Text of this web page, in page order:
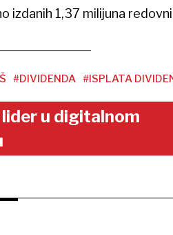
izdanih 1,37 milijuna
#DIVIDENDA #ISPLATA
u digitalnom